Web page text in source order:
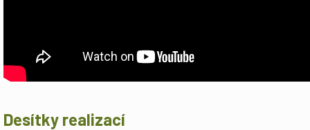
Desítky realizací